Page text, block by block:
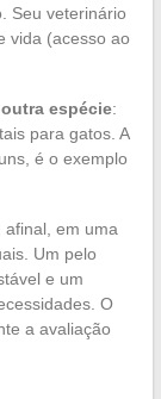
Seu veterinário
vida (acesso ao
espécie:
para gatos. A
é o exemplo
afinal, em uma
Um pelo
e um
O
a avaliação